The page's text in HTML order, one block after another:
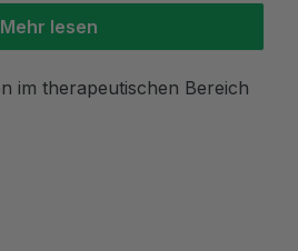
Mehr lesen